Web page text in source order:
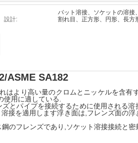
設計:
バット溶接、ソケットの溶接
割れ目、正方形、円形、長方
ASME SA182
はより高い量のクロムとニッケルを含有
用に適している.
とパイプを接続するために使用される溶
接を適用します浮き面は,フレンズ面の浮
のフレンズであり,ソケット溶接接続と密